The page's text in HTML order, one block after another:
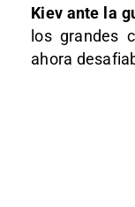
Kiev ante la
los grandes
ahora